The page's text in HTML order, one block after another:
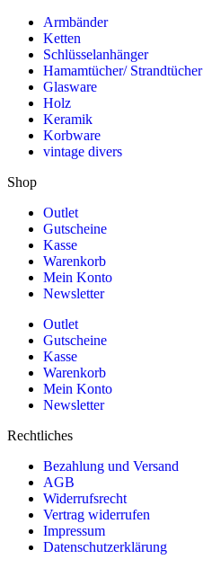
Armbänder
Ketten
Schlüsselanhänger
Hamamtücher/ Strandtücher
Glasware
Holz
Keramik
Korbware
vintage divers
Shop
Outlet
Gutscheine
Kasse
Warenkorb
Mein Konto
Newsletter
Outlet
Gutscheine
Kasse
Warenkorb
Mein Konto
Newsletter
Rechtliches
Bezahlung und Versand
AGB
Widerrufsrecht
Vertrag widerrufen
Impressum
Datenschutzerklärung